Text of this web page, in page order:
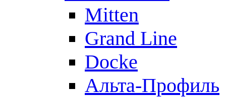
Mitten
Grand Line
Docke
Альта-Профиль